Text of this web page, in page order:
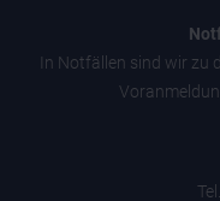
In Notfällen sind wir zu